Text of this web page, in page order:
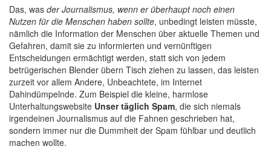
Das, was der Journalismus, wenn er überhaupt noch einen
Nutzen für die Menschen haben sollte, unbedingt leisten müsste,
nämlich die Information der Menschen über aktuelle Themen und
Gefahren, damit sie zu informierten und vernünftigen
Entscheidungen ermächtigt werden, statt sich von jedem
betrügerischen Blender übern Tisch ziehen zu lassen, das leisten
zurzeit vor allem Andere, Unbeachtete, im Internet
Dahindümpelnde. Zum Beispiel die kleine, harmlose
Unterhaltungswebsite Unser täglich Spam, die sich niemals
irgendeinen Journalismus auf die Fahnen geschrieben hat,
sondern immer nur die Dummheit der Spam fühlbar und deutlich
machen wollte.